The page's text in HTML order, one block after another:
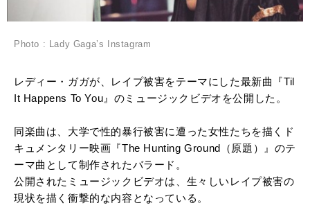
Photo : Lady Gaga’s Instagram
レディー・ガガが、レイプ被害をテーマにした最新曲『Til
It Happens To You』のミュージックビデオを公開した。
同楽曲は、大学で性的暴行被害に遭った女性たちを描くド
キュメンタリー映画『The Hunting Ground（原題）』のテ
ーマ曲として制作されたバラード。
公開されたミュージックビデオは、生々しいレイプ被害の
現状を描く衝撃的な内容となっている。